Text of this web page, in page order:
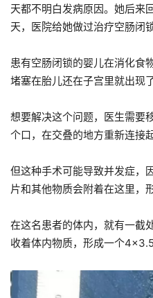
天都不明白发病原因。她后来
天，医院给她做过治疗空肠闭
患有空肠闭锁的婴儿在消化食
堵塞在胎儿还在子宫里就出现了
想要解决这个问题，医生需要
个口，在交叠的地方重新连接起
但这种手术可能导致并发症，
片和其他物质会附着在这里，
在这名患者的体内，就有一截
收着体内物质，形成一个4×3.5